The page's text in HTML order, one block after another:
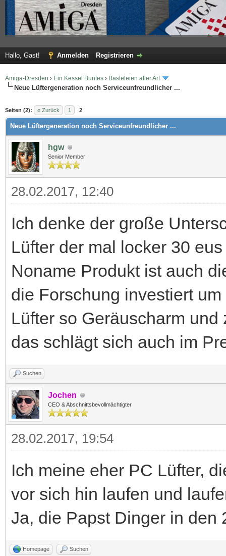
Hallo, Gast! Anmelden Registrieren
Amiga-Dresden › Ein Kessel Buntes › Basteleien aller Art
Neue Lüftergeneration noch Serviceunfreundlicher ...
Seiten (2): « Zurück 1 2
Durchschnitt
Neue Lüftergeneration noch Serviceunfreundlicher ...
hgw
Senior Member
28.02.2017, 12:40
Ich denke der große
Lüfter der mal locker 30
Noname Produkt ist auch
die Forschung investiert
Lüfter so Geräuscharm
das schlägt sich auch im
Suchen
Jochen
CEO & Abschnittsbevollmächtigter
28.02.2017, 19:54
Ich meine eher PC Lüfter,
vor sich hin laufen und
Ja, die Papst Dinger in
Homepage Suchen